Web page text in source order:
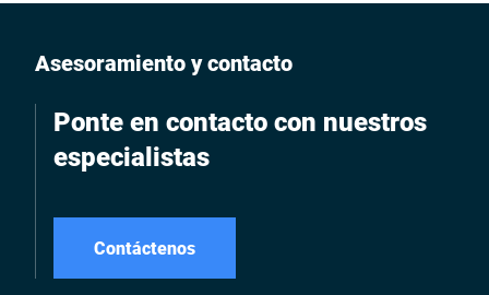
Asesoramiento y contacto
Ponte en contacto con nuestros
especialistas
Contáctenos